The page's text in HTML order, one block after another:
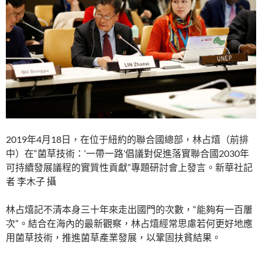
2019年4月18日，在位于紐約的聯合國總部，林占熺（前排
中）在“菌草技術：‘一帶一路’倡議對促進落實聯合國2030年
可持續發展議程的實質性貢獻”專題研討會上發言。新華社記
者 李木子 攝
林占熺記不清本身三十年來走出國門的次數，“能夠有一百屢
次”。結合在海內的最新觀察，林占熺經常思慮若何更好地應
用菌草技術，推進菌草產業發展，以鞏固扶貧結果。